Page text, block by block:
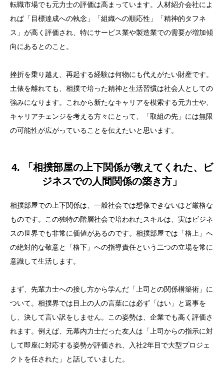
転職市場でも元力士の評価は高まっています。人材紹介会社によ
れば「目標達成への執念」「組織への順応性」「精神的タフネ
ス」が高く評価され、特にサービス業や製造業での需要が増加傾
向にあるとのこと。
挫折を乗り越え、再起する経験は何物にも代えがたい財産です。
土俵を離れても、相撲で培った精神と生活習慣は社会人としての
強みになります。これから新たなキャリアを模索する元力士や、
キャリアチェンジを考える方々にとって、「取組の先」には無限
の可能性が広がっていることを伝えたいと思います。
4. 「相撲部屋の上下関係が教えてくれた、ビ
ジネスでの人間関係の築き方」
相撲部屋での上下関係は、一般社会では想像できないほど厳格な
ものです。この独特の階層社会で培われたスキルは、実はビジネ
スの世界でも非常に価値があるのです。相撲部屋では「格上」へ
の絶対的な敬意と「格下」への指導責任という二つの立場を常に
意識して生活します。
まず、先輩力士への接し方から学んだ「上司との関係構築術」に
ついて。相撲界では目上の人の言葉には必ず「はい」と返事を
し、決して言い訳をしません。この姿勢は、企業でも高く評価さ
れます。例えば、元幕内力士だった友人は「上司からの指示に対
して即座に対応する姿勢が評価され、入社2年目で大型プロジェ
クトを任された」と話していました。